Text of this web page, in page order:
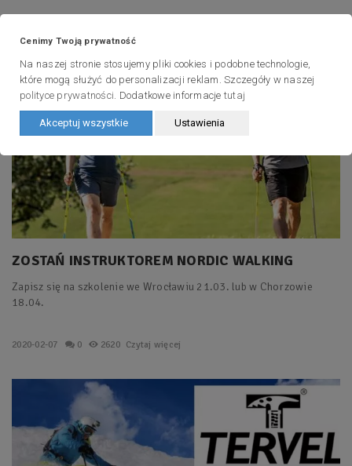
ZOSTAŃ INSTRUKTOREM NORDIC WALKING
Zapisz się na szkolenie we Wrocławiu 21.03. lub w Chorzowie
18.04.
2020-02-07 0 2620 Czytaj więcej
Cenimy Twoją prywatność
Na naszej stronie stosujemy pliki cookies i podobne technologie,
które mogą służyć do personalizacji reklam. Szczegóły w naszej
polityce prywatności. Dodatkowe informacje tutaj
Akceptuj wszystkie Ustawienia